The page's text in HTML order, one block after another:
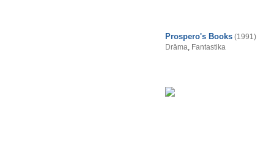
Prospero's Books (1991)
Drāma, Fantastika